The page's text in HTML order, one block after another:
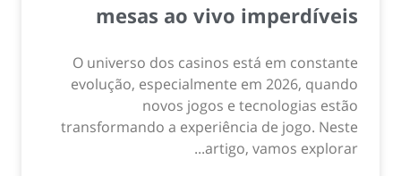
mesas ao vivo imperdíveis
O universo dos casinos está em constante
evolução, especialmente em 2026, quando
novos jogos e tecnologias estão
transformando a experiência de jogo. Neste
artigo, vamos explorar...